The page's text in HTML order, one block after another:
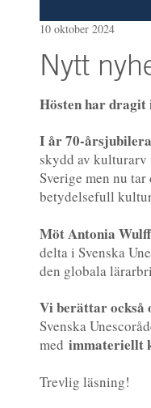
10 oktober 2024
Nytt
Hösten har dragit
I år 70-
skydd av
Sverige men nu
betydelsefull
Möt Antonia
delta i Svenska
den globala
Vi berättar också
Svenska
medimmateriellt
Trevlig läsning!